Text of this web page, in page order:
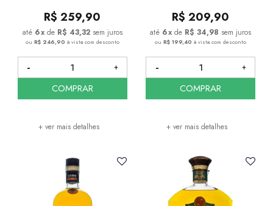
R$ 259,90
6x de R$ 43,32 sem juros
ou R$ 246,90 à vista com desconto
+ ver mais detalhes
COMPRAR
R$ 209,90
6x de R$ 34,98 sem juros
ouR$ 199,40à vista com desconto
+ ver mais detalhes
COMPRAR